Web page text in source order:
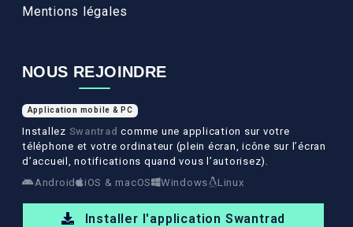
Mentions légales
NOUS REJOINDRE
Application mobile & PC
Installez Swantrad comme une application sur votre
téléphone et votre ordinateur (plein écran, icône sur l’écran
d’accueil, notifications quand vous l’autorisez).
Android
iOS & macOS Windows Linux
Installer l'application Swantrad